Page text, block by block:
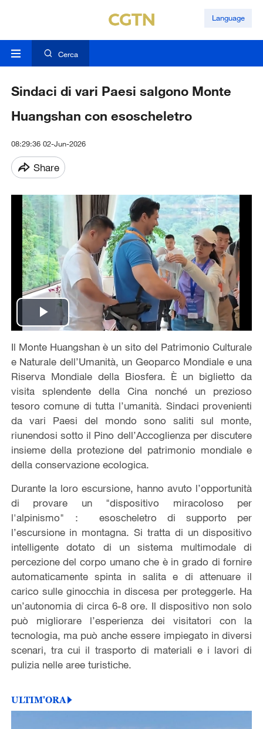
Language
Cerca
Sindaci di vari Paesi salgono Monte
Huangshan con esoscheletro
08:29:36 02-Jun-2026
Share
Play
Video
Il Monte Huangshan è un sito del Patrimonio Culturale
e Naturale dell’Umanità, un Geoparco Mondiale e una
Riserva Mondiale della Biosfera. È un biglietto da
visita splendente della Cina nonché un prezioso
tesoro comune di tutta l’umanità. Sindaci provenienti
da vari Paesi del mondo sono saliti sul monte,
riunendosi sotto il Pino dell’Accoglienza per discutere
insieme della protezione del patrimonio mondiale e
della conservazione ecologica.
Durante la loro escursione, hanno avuto l’opportunità
di provare un "dispositivo miracoloso per
l'alpinismo"： esoscheletro di supporto per
l’escursione in montagna. Si tratta di un dispositivo
intelligente dotato di un sistema multimodale di
percezione del corpo umano che è in grado di fornire
automaticamente spinta in salita e di attenuare il
carico sulle ginocchia in discesa per proteggerle. Ha
un’autonomia di circa 6-8 ore. Il dispositivo non solo
può migliorare l’esperienza dei visitatori con la
tecnologia, ma può anche essere impiegato in diversi
scenari, tra cui il trasporto di materiali e i lavori di
pulizia nelle aree turistiche.
ULTIM'ORA